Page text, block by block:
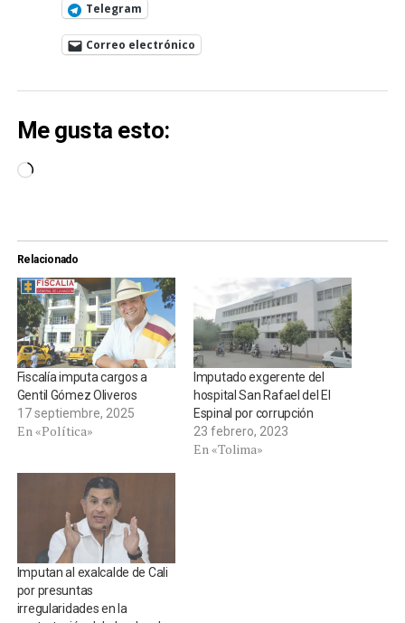
Telegram
Correo electrónico
Me gusta esto:
Cargando...
Relacionado
Fiscalía imputa cargos a
Gentil Gómez Oliveros
17 septiembre, 2025
En «Política»
Imputado exgerente del
hospital San Rafael del El
Espinal por corrupción
23 febrero, 2023
En «Tolima»
Imputan al exalcalde de Cali
por presuntas
irregularidades en la